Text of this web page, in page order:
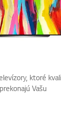
Previous
ktoré
prekonajú Vašu